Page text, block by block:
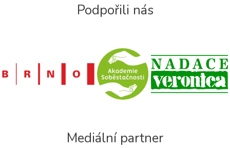
Podpořili nás
Mediální partner